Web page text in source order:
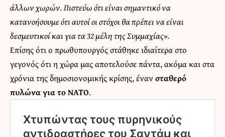
άλλων χωρών. Πιστεύω ότι είναι σημαντικό να
κατανοήσουμε ότι αυτοί οι στόχοι θα πρέπει να είναι
δεσμευτικοί και για τα 32 μέλη της Συμμαχίας».
Επίσης ότι ο πρωθυπουργός στάθηκε ιδιαίτερα στο
γεγονός ότι η χώρα μας αποτελούσε πάντα, ακόμα και στα
χρόνια της δημοσιονομικής κρίσης, έναν σταθερό
πυλώνα για το ΝΑΤΟ.